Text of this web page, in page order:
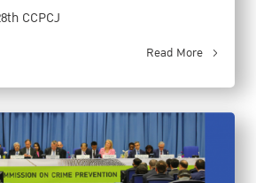
CCPCJ
Read More